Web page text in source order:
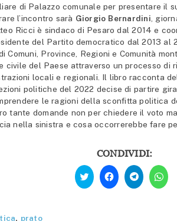
di Palazzo comunale per presentare il
l’incontro sarà Giorgio Bernardini ,
Ricci è sindaco di Pesaro dal 2014 e
del Partito democratico dal 2013 al
Comuni, Province, Regioni e Comunità
civile del Paese attraverso un processo di
locali e regionali. Il libro racconta
politiche del 2022 decise di partire
le ragioni della sconfitta politica
tante domande non per chiedere il voto
nella sinistra e cosa occorrerebbe fare
CONDIVIDI:
Fai
clic
qui
Fai
clic
per
condividere
Fai
clic
per
condividere
Fai
clic
per
, prato